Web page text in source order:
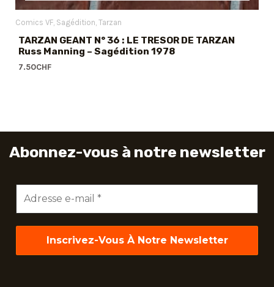
Comics VF Sagédition Tarzan
TARZAN GEANT N° 36 : LE TRESOR DE TARZAN
Russ Manning – Sagédition 1978
7.50CHF
Abonnez-vous à notre newsletter
mail
*